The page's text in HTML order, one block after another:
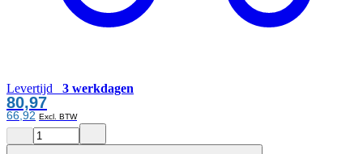
Levertijd 3 werkdagen
80,97
66,92